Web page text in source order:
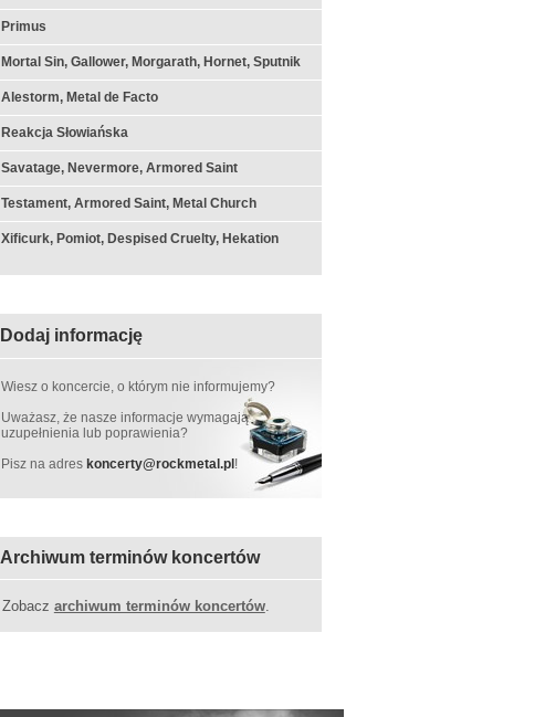
Primus
Mortal Sin, Gallower, Morgarath, Hornet, Sputnik
Alestorm, Metal de Facto
Reakcja Słowiańska
Savatage, Nevermore, Armored Saint
Testament, Armored Saint, Metal Church
Xificurk, Pomiot, Despised Cruelty, Hekation
Dodaj informację
Wiesz o koncercie, o którym nie informujemy?
Uważasz, że nasze informacje wymagają
uzupełnienia lub poprawienia?
Pisz na adres koncerty@rockmetal.pl!
Archiwum terminów koncertów
Zobacz archiwum terminów koncertów.